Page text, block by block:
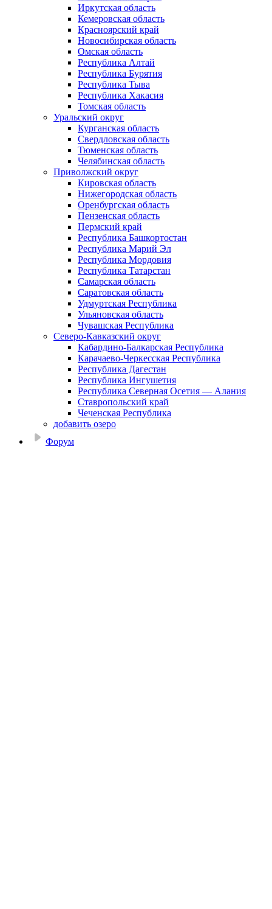
Иркутская область
Кемеровская область
Красноярский край
Новосибирская область
Омская область
Республика Алтай
Республика Бурятия
Республика Тыва
Республика Хакасия
Томская область
Уральский округ
Курганская область
Свердловская область
Тюменская область
Челябинская область
Приволжский округ
Кировская область
Нижегородская область
Оренбургская область
Пензенская область
Пермский край
Республика Башкортостан
Республика Марий Эл
Республика Мордовия
Республика Татарстан
Самарская область
Саратовская область
Удмуртская Республика
Ульяновская область
Чувашская Республика
Северо-Кавказский округ
Кабардино-Балкарская Республика
Карачаево-Черкесская Республика
Республика Дагестан
Республика Ингушетия
Республика Северная Осетия — Алания
Ставропольский край
Чеченская Республика
добавить озеро
Форум